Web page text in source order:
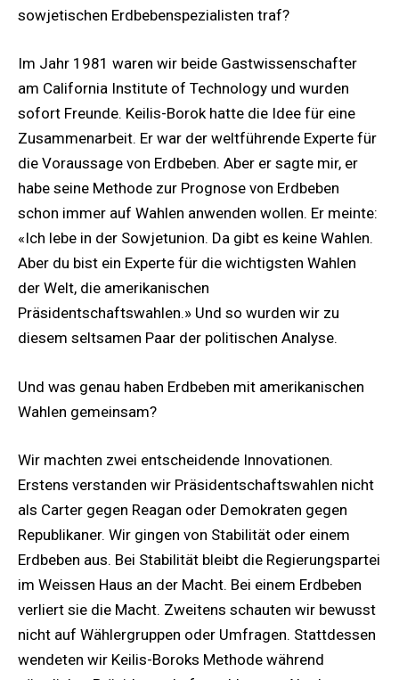
sowjetischen Erdbebenspezialisten traf?
Im Jahr 1981 waren wir beide Gastwissenschafter
am California Institute of Technology und wurden
sofort Freunde. Keilis-Borok hatte die Idee für eine
Zusammenarbeit. Er war der weltführende Experte für
die Voraussage von Erdbeben. Aber er sagte mir, er
habe seine Methode zur Prognose von Erdbeben
schon immer auf Wahlen anwenden wollen. Er meinte:
«Ich lebe in der Sowjetunion. Da gibt es keine Wahlen.
Aber du bist ein Experte für die wichtigsten Wahlen
der Welt, die amerikanischen
Präsidentschaftswahlen.» Und so wurden wir zu
diesem seltsamen Paar der politischen Analyse.
Und was genau haben Erdbeben mit amerikanischen
Wahlen gemeinsam?
Wir machten zwei entscheidende Innovationen.
Erstens verstanden wir Präsidentschaftswahlen nicht
als Carter gegen Reagan oder Demokraten gegen
Republikaner. Wir gingen von Stabilität oder einem
Erdbeben aus. Bei Stabilität bleibt die Regierungspartei
im Weissen Haus an der Macht. Bei einem Erdbeben
verliert sie die Macht. Zweitens schauten wir bewusst
nicht auf Wählergruppen oder Umfragen. Stattdessen
wendeten wir Keilis-Boroks Methode während